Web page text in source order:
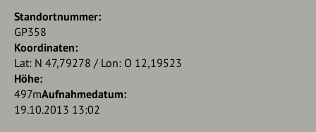
Standortnummer:
GP358
Koordinaten:
Lat: N 47,79278 / Lon: O 12,19523
Höhe:
497mAufnahmedatum:
19.10.2013 13:02